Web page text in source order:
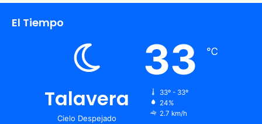
El Tiempo
Talavera
Cielo Despejado
33 ℃
33º - 33º
24%
2.7 km/h